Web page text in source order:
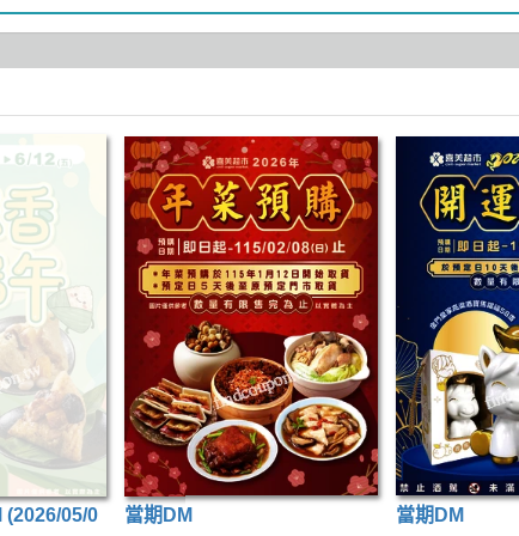
(2026/05/0
當期DM 當期DM